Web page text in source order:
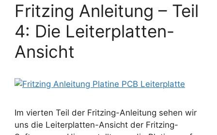
Fritzing Anleitung – Teil
4: Die Leiterplatten-
Ansicht
Im vierten Teil der Fritzing-Anleitung sehen wir
uns die Leiterplatten-Ansicht der Fritzing-